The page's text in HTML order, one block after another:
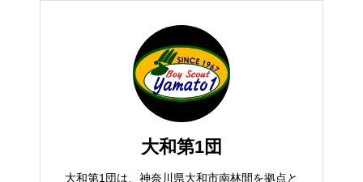
大和第1団
大和第1団は、神奈川県大和市南林間を拠点と